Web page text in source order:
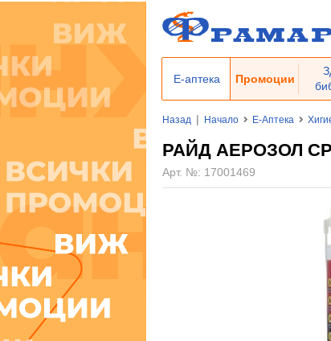
Е-аптека Промоции
Назад | Начало Е-Аптека
РАЙД АЕРОЗОЛ
Арт. №: 17001469